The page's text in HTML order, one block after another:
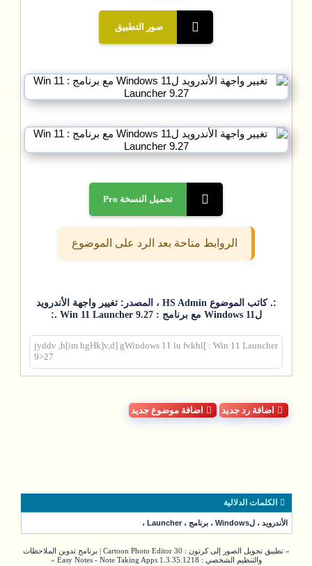
صور التطبيق
تحميل النسخة Pro
الروابط متاحة بعد الرد على الموضوع
:. كاتب الموضوع HS Admin ، المصدر:تغيير واجهة الأندرويد
لWindows 11 مع برنامج : Win 11 Launcher 9.27
.:
jyddv ,h[im hgHk]v,d] gWindows 11 lu fvkhl[ : Win 11 Launcher
9>27
اضافة رد جديد اضافة موضوع جديد
الكلمات الدلالية
الأندرويد ، لWindows ،برنامج ،Launcher ،
«تطبيق تحويل الصور إلى كرتون : Cartoon Photo Editor 30 | برنامج تدوين الملاحظات
والتنظيم الشخصي : Easy Notes - Note Taking Apps 1.3.35.1218
»